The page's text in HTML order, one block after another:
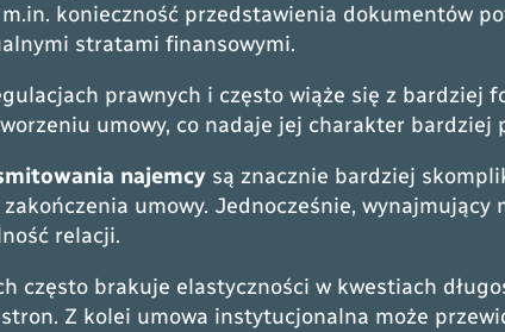
konieczność przedstawienia dokumentów
stratami finansowymi.
prawnych i często wiąże się z bardziej
umowy, co nadaje jej charakter bardziej
najemcy są znacznie bardziej
umowy. Jednocześnie,
relacji.
często brakuje elastyczności w kwestiach
Z kolei umowa instytucjonalna może